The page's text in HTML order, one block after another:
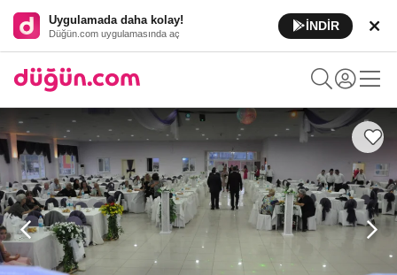
Uygulamada daha kolay!
Düğün.com uygulamasında aç
İNDİR